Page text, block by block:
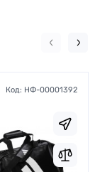
Код: НФ-00001392